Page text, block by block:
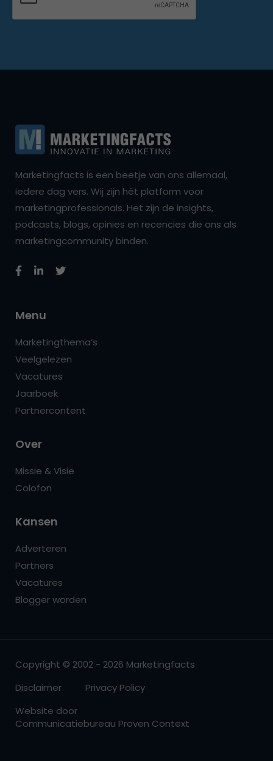
Marketingfacts is een beetje van ons allemaal,
iedere dag vers. Wij zijn hét platform voor
marketingprofessionals. Het zijn de insights,
podcasts, blogs, opinies en recencies die ons als
marketingcommunity binden.
Menu
Marketingthema’s
Veelgelezen
Vacatures
Jaarboek
Partnercontent
Over
Missie & Visie
Colofon
Kansen
Adverteren
Partners
Vacatures
Blogger worden
Copyright © 2002 - 2026 Marketingfacts
Disclaimer
Privacy Policy
Website door
Communicatiebureau Proven Context